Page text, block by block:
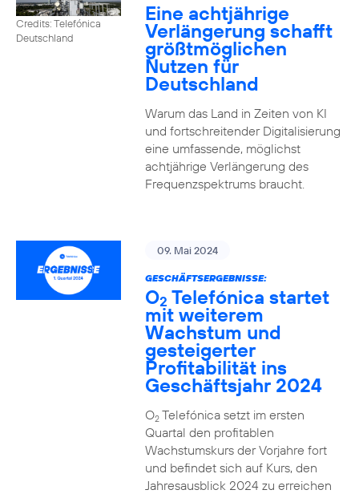
Credits: Telefónica
Deutschland
Eine achtjährige
Verlängerung schafft
größtmöglichen
Nutzen für
Deutschland
Warum das Land in Zeiten von KI
und fortschreitender Digitalisierung
eine umfassende, möglichst
achtjährige Verlängerung des
Frequenzspektrums braucht.
09. Mai 2024
GESCHÄFTSERGEBNISSE:
O2 Telefónica startet
mit weiterem
Wachstum und
gesteigerter
Profitabilität ins
Geschäftsjahr 2024
O2Telefónica setzt im ersten
Quartal den profitablen
Wachstumskurs der Vorjahre fort
und befindet sich auf Kurs, den
Jahresausblick 2024 zu erreichen